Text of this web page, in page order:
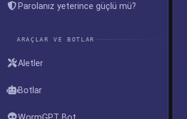
Parolanız yeterince güçlü mü?
ARAÇLAR VE BOTLAR
Aletler
Botlar